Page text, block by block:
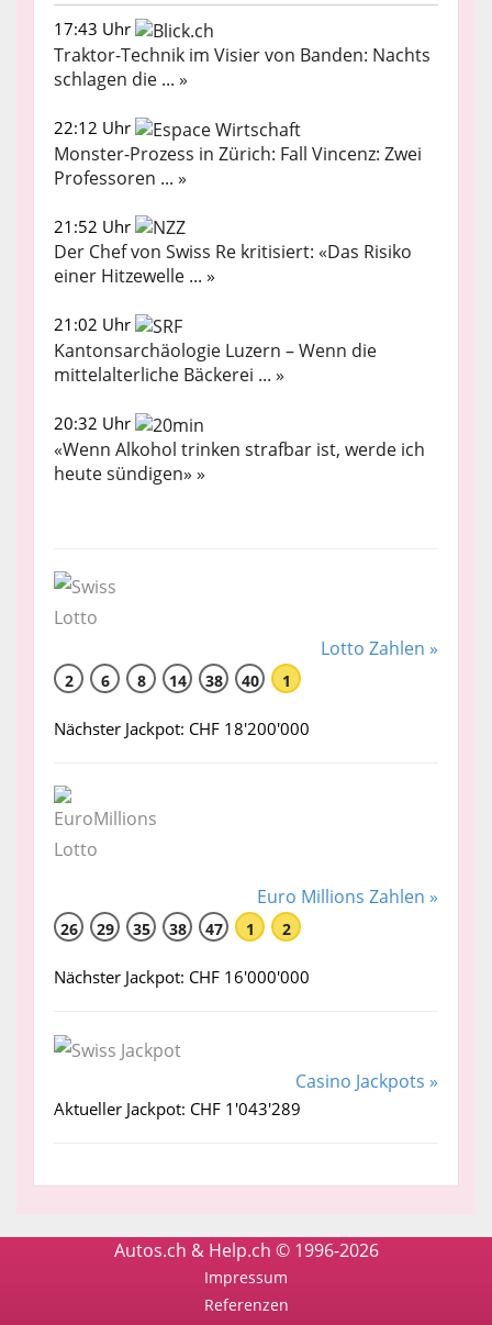
17:43 Uhr
Traktor-Technik im Visier von Banden: Nachts
schlagen die ... »
22:12 Uhr
Monster-Prozess in Zürich: Fall Vincenz: Zwei
Professoren ... »
21:52 Uhr
Der Chef von Swiss Re kritisiert: «Das Risiko
einer Hitzewelle ... »
21:02 Uhr
Kantonsarchäologie Luzern – Wenn die
mittelalterliche Bäckerei ... »
20:32 Uhr
«Wenn Alkohol trinken strafbar ist, werde ich
heute sündigen» »
Lotto Zahlen »
2 6 8 14 38 40 1
Nächster Jackpot: CHF 18'200'000
Euro Millions Zahlen »
26 29 35 38 47 1 2
Nächster Jackpot: CHF 16'000'000
Casino Jackpots »
Aktueller Jackpot: CHF 1'043'289
Autos.ch & Help.ch © 1996-2026
Impressum
Referenzen